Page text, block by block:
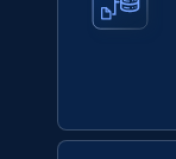
988+
Ikea -